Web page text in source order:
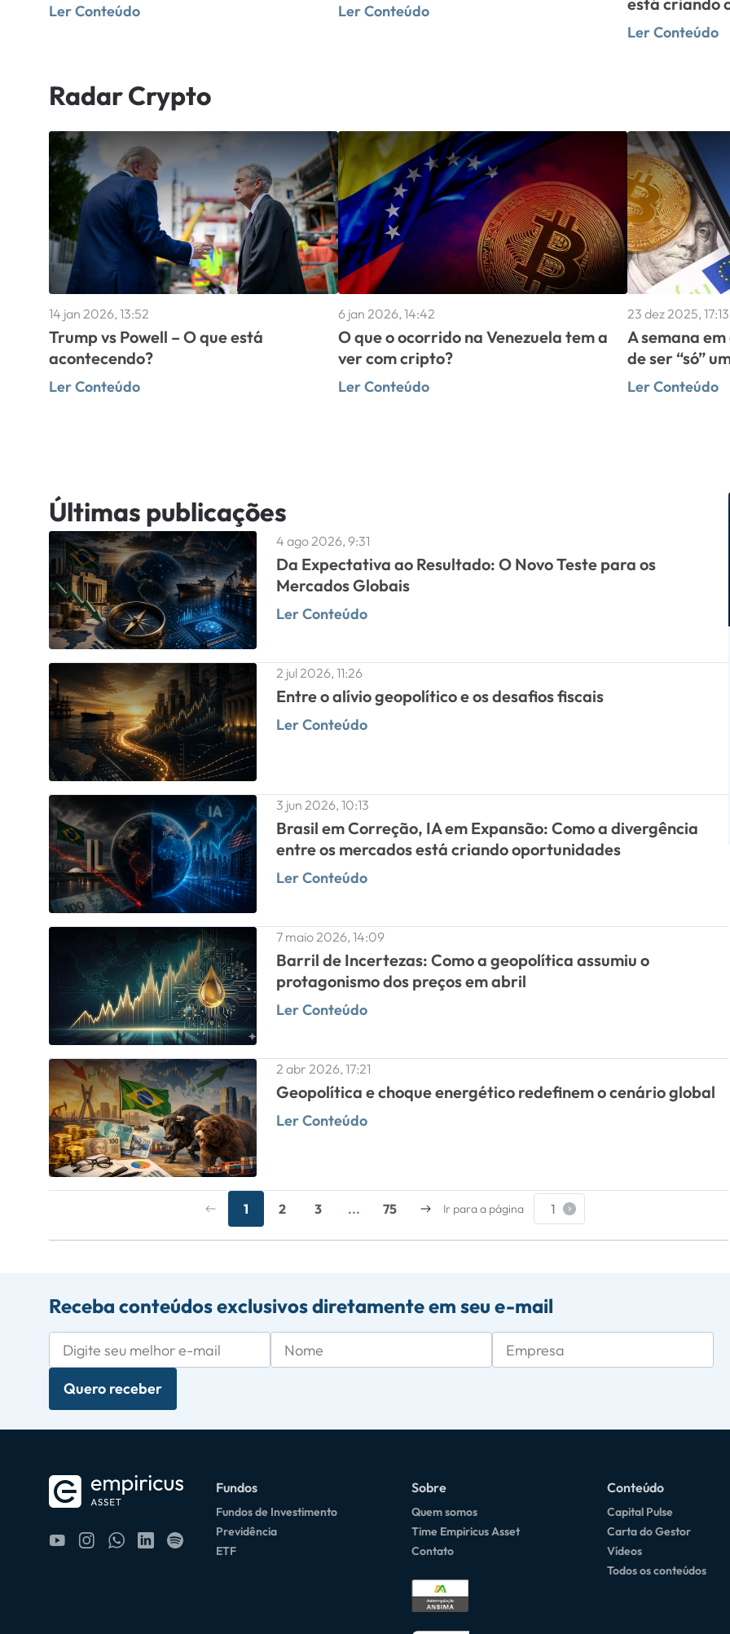
Ler Conteúdo Ler Conteúdo
Ler Conteúdo
Radar Crypto
14 jan 2026, 13:52
Trump vs Powell – O que está
acontecendo?
Ler Conteúdo
6 jan 2026, 14:42
O que o ocorrido na Venezuela tem a
ver com cripto?
Ler Conteúdo
23 dez 2025, 17:13
A semana
de ser “só”
Ler Conteúdo
Últimas publicações
4 ago 2026, 9:31
Da Expectativa ao Resultado: O Novo Teste para os
Mercados Globais
Ler Conteúdo
2 jul 2026, 11:26
Entre o alívio geopolítico e os desafios fiscais
Ler Conteúdo
3 jun 2026, 10:13
Brasil em Correção, IA em Expansão: Como a divergência
entre os mercados está criando oportunidades
Ler Conteúdo
7 maio 2026, 14:09
Barril de Incertezas: Como a geopolítica assumiu o
protagonismo dos preços em abril
Ler Conteúdo
2 abr 2026, 17:21
Geopolítica e choque energético redefinem o cenário global
Ler Conteúdo
1 2 3 ... 75 Ir para a página
Receba conteúdos exclusivos diretamente em seu e-mail
Quero receber
Fundos
Fundos de Investimento
Previdência
ETF
Sobre
Quem somos
Time Empiricus Asset
Contato
Conteúdo
Capital Pulse
Carta do Gestor
Vídeos
Todos os conteúdos